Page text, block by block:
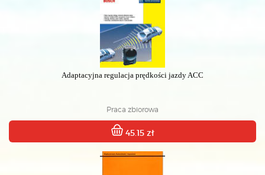
Adaptacyjna regulacja prędkości jazdy ACC
Praca zbiorowa
45.15 zł